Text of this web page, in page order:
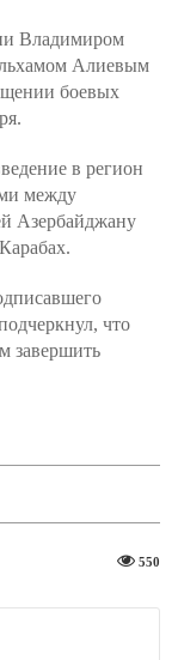
Владимиром
Алиевым
боевых
в регион
между
Азербайджану
что
завершить
550